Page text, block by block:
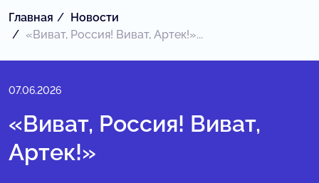
Главная
Новости
«Виват, Россия! Виват, Артек!»...
07.06.2026
«Виват, Россия! Виват,
Артек!»